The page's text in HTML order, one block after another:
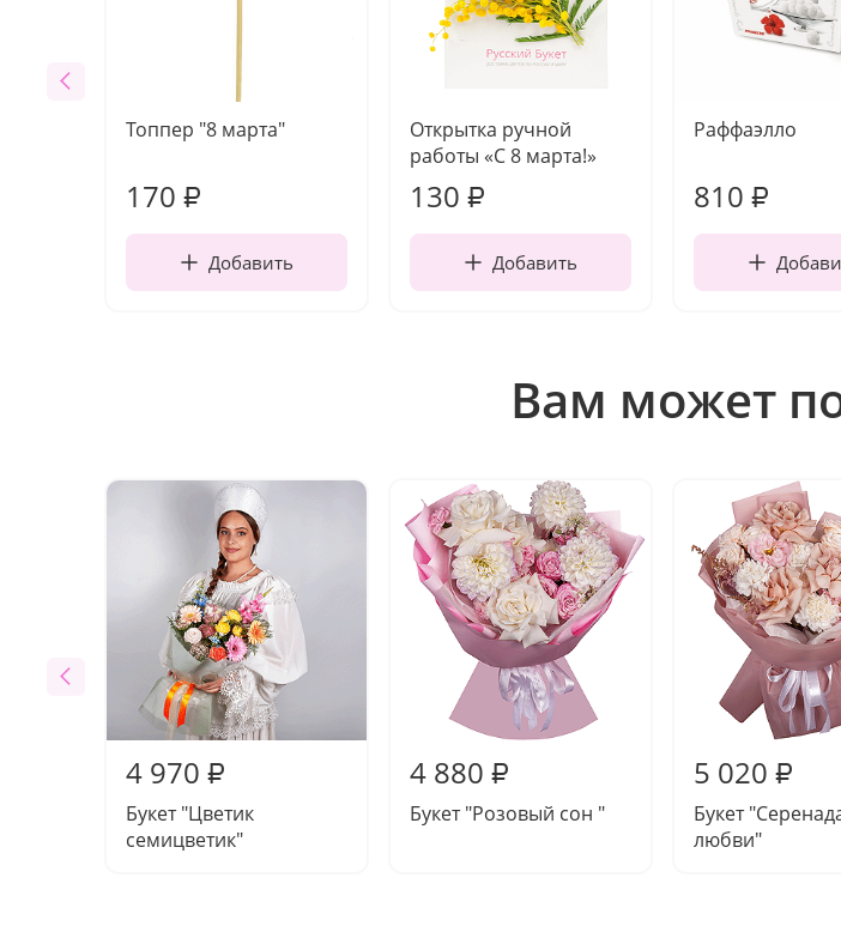
Топпер "8 марта"
170 ₽
Добавить
Открытка ручной
работы «С 8 марта!»
130 ₽
Добавить
Раффаэлло
810 ₽
Вам может
4 970 ₽
Букет "Цветик
семицветик"
4 880 ₽
Букет "Розовый сон "
5 020 ₽
Букет
любви"